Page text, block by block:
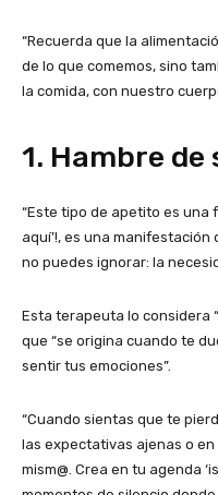
“Recuerda que la
de lo que comemos, sino
la comida, con nuestro
1. Hambre de
“Este tipo de apetito es una
aquí’!, es una
no puedes ignorar: la
Esta terapeuta lo considera
que “se origina cuando te
sentir tus emociones”.
“Cuando sientas que te
las expectativas ajenas o
mism@. Crea en tu agenda